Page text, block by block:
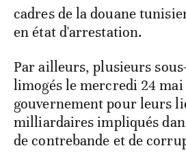
cadres de la douane
en état d'arrestation.
Par ailleurs, plusieurs
limogés le mercredi 24
gouvernement pour leurs
milliardaires impliqués
de contrebande et de